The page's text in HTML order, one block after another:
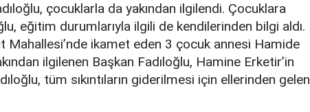
çocuklarla da yakından ilgilendi. Çocuklara
eğitim durumlarıyla ilgili de kendilerinden bilgi aldı.
Mahallesi’nde ikamet eden 3 çocuk annesi Hamide
ilgilenen Başkan Fadıloğlu, Hamine Erketir’in
tüm sıkıntıların giderilmesi için ellerinden gelen